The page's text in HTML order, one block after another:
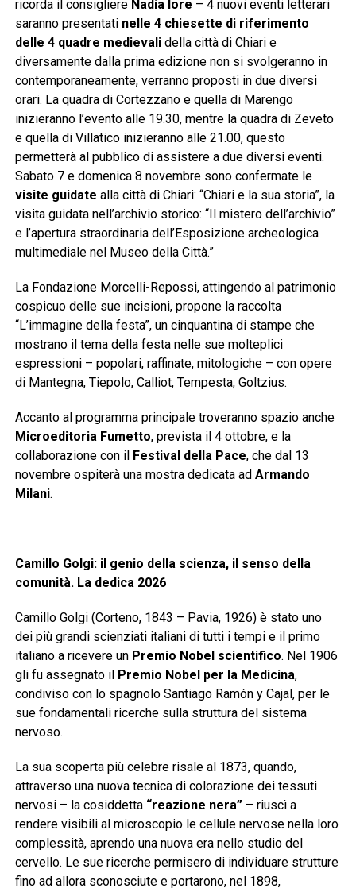
ricorda il consigliere Nadia Iore – 4 nuovi eventi letterari
saranno presentati nelle 4 chiesette di riferimento
delle 4 quadre medievali della città di Chiari e
diversamente dalla prima edizione non si svolgeranno in
contemporaneamente, verranno proposti in due diversi
orari. La quadra di Cortezzano e quella di Marengo
inizieranno l’evento alle 19.30, mentre la quadra di Zeveto
e quella di Villatico inizieranno alle 21.00, questo
permetterà al pubblico di assistere a due diversi eventi.
Sabato 7 e domenica 8 novembre sono confermate le
visite guidate alla città di Chiari: “Chiari e la sua storia”, la
visita guidata nell’archivio storico: “Il mistero dell’archivio”
e l’apertura straordinaria dell’Esposizione archeologica
multimediale nel Museo della Città.”
La Fondazione Morcelli-Repossi, attingendo al patrimonio
cospicuo delle sue incisioni, propone la raccolta
“L’immagine della festa”, un cinquantina di stampe che
mostrano il tema della festa nelle sue molteplici
espressioni – popolari, raffinate, mitologiche – con opere
di Mantegna, Tiepolo, Calliot, Tempesta, Goltzius.
Accanto al programma principale troveranno spazio anche
Microeditoria Fumetto, prevista il 4 ottobre, e la
collaborazione con il Festival della Pace, che dal 13
novembre ospiterà una mostra dedicata ad Armando
Milani.
Camillo Golgi: il genio della scienza, il senso della
comunità. La dedica 2026
Camillo Golgi (Corteno, 1843 – Pavia, 1926) è stato uno
dei più grandi scienziati italiani di tutti i tempi e il primo
italiano a ricevere un Premio Nobel scientifico. Nel 1906
gli fu assegnato il Premio Nobel per la Medicina,
condiviso con lo spagnolo Santiago Ramón y Cajal, per le
sue fondamentali ricerche sulla struttura del sistema
nervoso.
La sua scoperta più celebre risale al 1873, quando,
attraverso una nuova tecnica di colorazione dei tessuti
nervosi – la cosiddetta “reazione nera”– riuscì a
rendere visibili al microscopio le cellule nervose nella loro
complessità, aprendo una nuova era nello studio del
cervello. Le sue ricerche permisero di individuare strutture
fino ad allora sconosciute e portarono, nel 1898,